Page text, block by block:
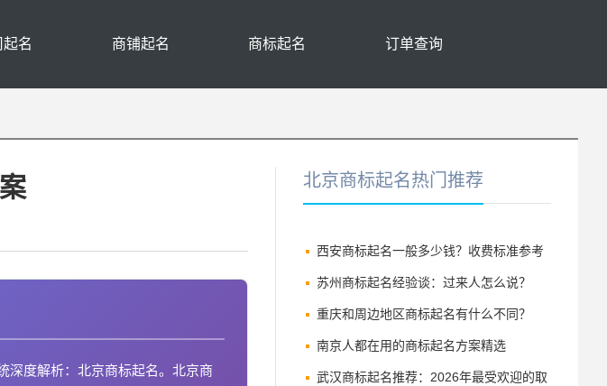
起名 商铺起名 商标起名 订单查询
深度解析：北京商标起名。北京商
北京商标起名热门推荐
西安商标起名一般多少钱？收费标准参考
苏州商标起名经验谈：过来人怎么说？
（建议收藏）
重庆和周边地区商标起名有什么不同？
（建议收藏）
南京人都在用的商标起名方案精选
武汉商标起名推荐：2026年最受欢迎的取